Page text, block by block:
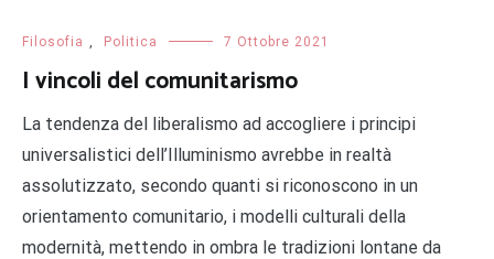
Filosofia Politica 7 Ottobre 2021
I vincoli del comunitarismo
La tendenza del liberalismo ad accogliere i principi
universalistici dell’Illuminismo avrebbe in realtà
assolutizzato, secondo quanti si riconoscono in un
orientamento comunitario, i modelli culturali della
modernità, mettendo in ombra le tradizioni lontane da